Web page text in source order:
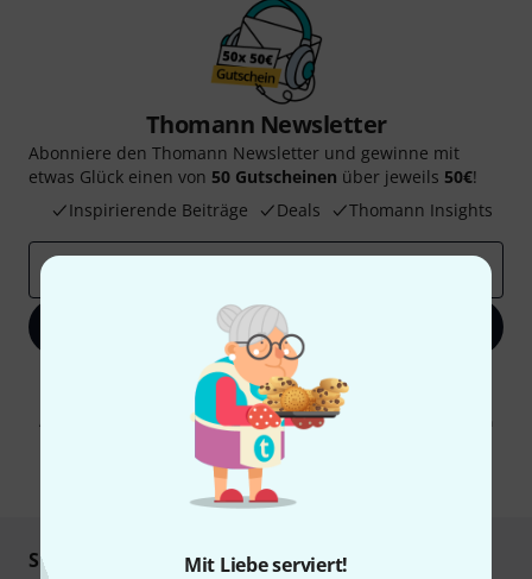
Mit Liebe serviert!
Thomann Newsletter
Abonniere den Thomann Newsletter und gewinne mit
etwas Glück einen von 50 Gutscheinen über jeweils 50€!
Inspirierende Beiträge
Deals Thomann Insights
Jetzt anmelden
Mit Klick auf „Jetzt anmelden“ stimmen Sie dem Erhalt von E-Mail-
Werbung und einer Messung des E-Mail-Nutzungsverhaltens zu. Die
Abmeldung ist jederzeit möglich. Weitere Informationen finden Sie in
Datenschutzhinweisen
* Pflichtfeld
Sicher einkaufen & bezahlen